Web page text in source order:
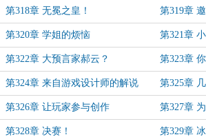
第318章 无冕之皇！ 第319章
第320章 学姐的烦恼 第321章
第322章 大预言家郝云？ 第323章
个P的游戏
第324章 来自游戏设计师的解说 第325章
第326章 让玩家参与创作 第327章
第328章 决赛！ 第329章